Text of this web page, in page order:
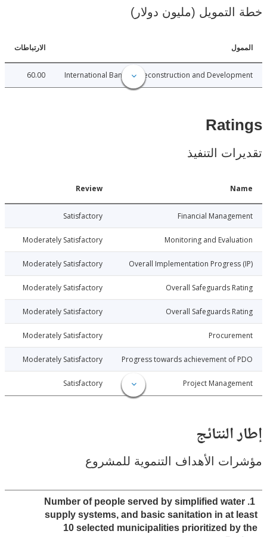
(مليون دولار)
الارتباطات
International Bank for Reconstruction and
60.00
التنفيذ
Financial
Satisfactory
Monitoring and
Moderately Satisfactory
10-30
Overall Implementation
Moderately Satisfactory
10-30
Overall Safeguards
Moderately Satisfactory
10-30
Overall Safeguards
Moderately Satisfactory
10-30
Moderately Satisfactory
10-30
Progress towards achievement of
Moderately Satisfactory
10-30
Project
Satisfactory
الأهداف التنموية للمشروع
1. Number of people served by simplified
supply systems, and basic sanitation in at
10 selected municipalities prioritized